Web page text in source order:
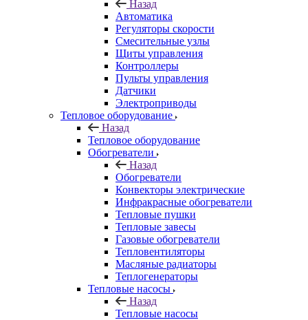
Назад
Автоматика
Регуляторы скорости
Смесительные узлы
Щиты управления
Контроллеры
Пульты управления
Датчики
Электроприводы
Тепловое оборудование
Назад
Тепловое оборудование
Обогреватели
Назад
Обогреватели
Конвекторы электрические
Инфракрасные обогреватели
Тепловые пушки
Тепловые завесы
Газовые обогреватели
Тепловентиляторы
Масляные радиаторы
Теплогенераторы
Тепловые насосы
Назад
Тепловые насосы